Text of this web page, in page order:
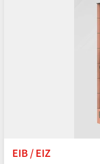
EIB / EIZ